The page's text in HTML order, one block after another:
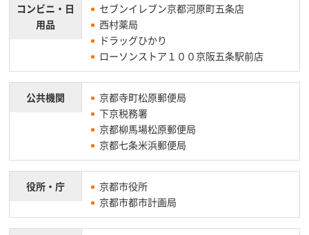
コンビニ・ 日
用品
セブンイレブン京都河原町五条店
西村薬局
ドラッグひかり
ローソンストア１００京阪五条駅前店
公共機関
京都寺町松原郵便局
下京税務署
京都柳馬場松原郵便局
京都七条米浜郵便局
役所・庁
京都市役所
京都市都市計画局